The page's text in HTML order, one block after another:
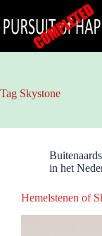
naar
de
Tag Skystone
Buitenaards
in het
Hemelstenen of